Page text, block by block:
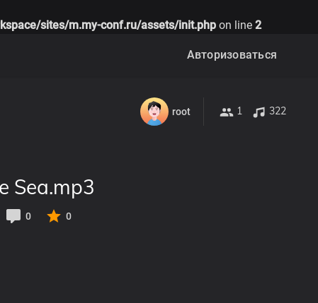
sites/m.my-conf.ru/assets/init.php on line 2
Авторизоваться
root 1 322
Sea.mp3
0 0